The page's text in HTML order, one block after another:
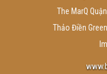
The MarQ Quận
Thảo Điền